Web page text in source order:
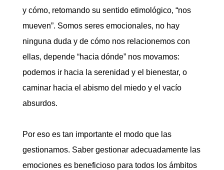
y cómo, retomando su sentido etimológico, “nos
mueven”. Somos seres emocionales, no hay
ninguna duda y de cómo nos relacionemos con
ellas, depende “hacia dónde” nos movamos:
podemos ir hacia la serenidad y el bienestar, o
caminar hacia el abismo del miedo y el vacío
absurdos.
Por eso es tan importante el modo que las
gestionamos. Saber gestionar adecuadamente las
emociones es beneficioso para todos los ámbitos